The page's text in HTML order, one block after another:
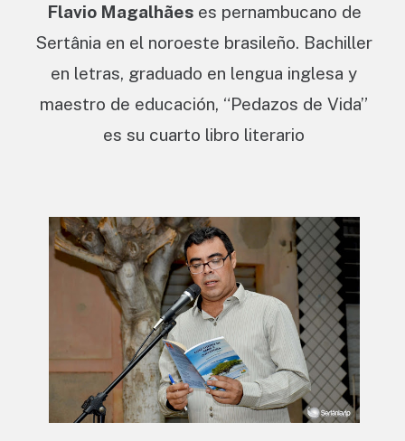
Flavio Magalhães es pernambucano de
Sertânia en el noroeste brasileño. Bachiller
en letras, graduado en lengua inglesa y
maestro de educación, “Pedazos de Vida”
es su cuarto libro literario